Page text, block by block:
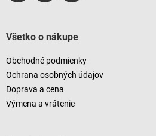
Všetko o nákupe
Obchodné podmienky
Ochrana osobných údajov
Doprava a cena
Výmena a vrátenie